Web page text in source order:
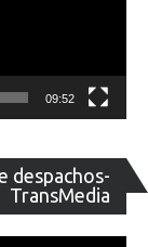
09:52
despachos-
TransMedia
de